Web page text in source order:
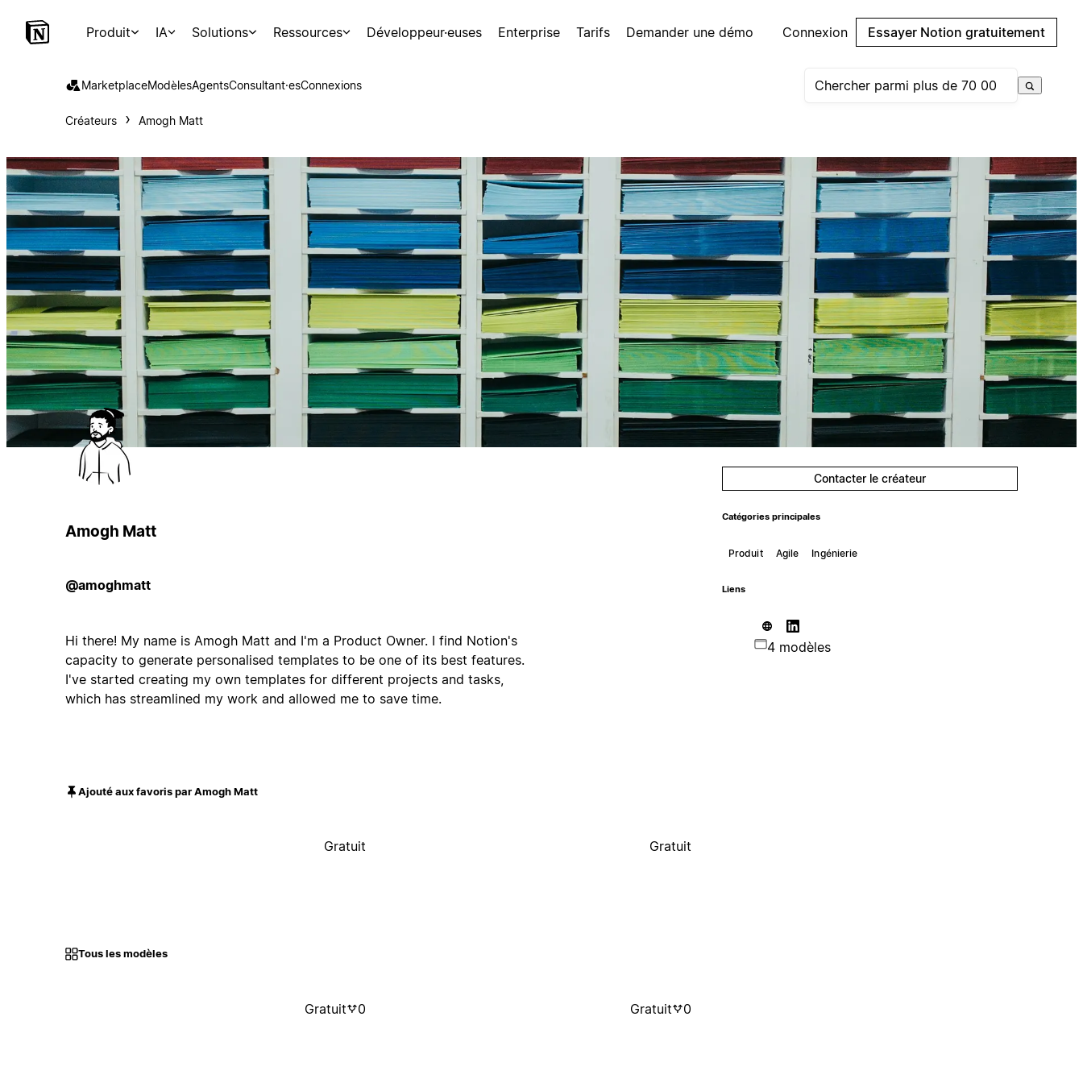
Produit IA Solutions Ressources Développeur·euses Enterprise Tarifs Demander une démo Connexion Essayer Notion gratuitement
MarketplaceModèlesAgentsConsultant·esConnexions
Créateurs Amogh Matt
Amogh Matt
@amoghmatt
Hi there! My name is Amogh Matt and I'm a Product Owner. I find Notion's
capacity to generate personalised templates to be one of its best features.
I've started creating my own templates for different projects and tasks,
which has streamlined my work and allowed me to save time.
Contacter le créateur
Catégories principales
Produit Agile Ingénierie
Liens
4 modèles
Ajouté aux favoris par Amogh Matt
Gratuit Gratuit
Tous les modèles
Gratuit 0 Gratuit 0